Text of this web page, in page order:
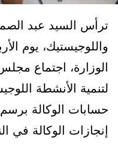
ترأس السيد عبد
الوزارة، اجتماع
لتنمية الأنشطة
إنجازات الوكالة في